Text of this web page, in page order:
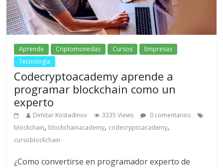
Aprende Criptomonedas Cursos
Empresas
Tecnología
Codecryptoacademy aprende a
programar blockchain como un
experto
Dimitar Kostadinov 3335 Views
0 comentarios
blockchain, blockchainacademy, codecryptoacademy,
cursoblockchain
¿Como convertirse en programador experto de